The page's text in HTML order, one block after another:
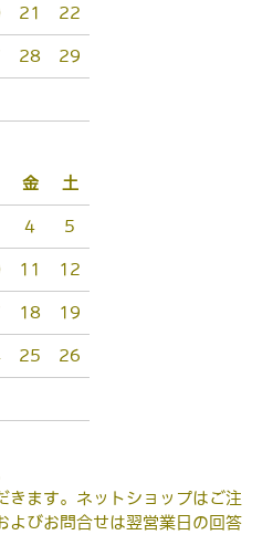
21 22
28 29
金 土
4 5
11 12
18 19
25 26
きます。ネットショップはご注
よびお問合せは翌営業日の回答